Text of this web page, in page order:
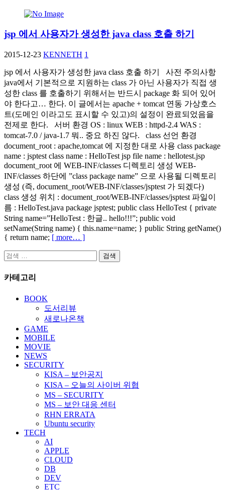
jsp 에서 사용자가 생성한 java class 호출 하기
2015-12-23 KENNETH 1
jsp 에서 사용자가 생성한 java class 호출 하기 사전 주의사항
java에서 기본적으로 지원하는 class 가 아닌 사용자가 직접 생
성한 class 를 호출하기 위해서는 반드시 package 화 되어 있어
야 한다고… 한다. 이 글에서는 apache + tomcat 연동 가상호스
트(도메인 이라고도 표시할 수 있고)의 설정이 완료되었음을
전제로 한다. 서버 환경 OS : linux WEB : httpd-2.4 WAS :
tomcat-7.0 / java-1.7 뭐.. 중요 하진 않다. class 선언 환경
document_root : apache,tomcat 에 지정한 대로 사용 class package
name : jsptest class name : HelloTest jsp file name : hellotest.jsp
document_root 에 WEB-INF/classes 디렉토리 생성 WEB-
INF/classes 하단에 ”class package name” 으로 사용될 디렉토리
생성 (즉, document_root/WEB-INF/classes/jsptest 가 되겠다)
class 생성 위치 : document_root/WEB-INF/classes/jsptest 파일이
름 : HelloTest.java package jsptest; public class HelloTest { private
String name=”HelloTest : 한글.. hello!!!”; public void
setName(String name) { this.name=name; } public String getName()
{ return name; [ more… ]
검
카테고리
BOOK
도서리뷰
새로나온책
GAME
MOBILE
MOVIE
NEWS
SECURITY
KISA – 보안공지
KISA – 오늘의 사이버 위협
MS – SECURITY
MS – 보안 대응 센터
RHN ERRATA
Ubuntu security
TECH
AI
APPLE
CLOUD
DB
DEV
ETC